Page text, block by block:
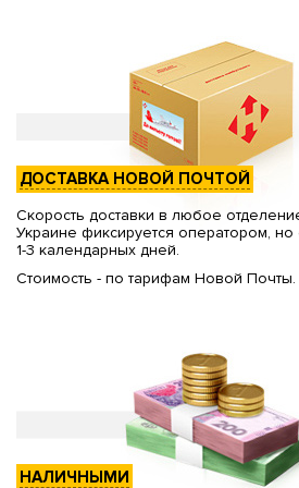
ДОСТАВКА НОВОЙ ПОЧТОЙ
Скорость доставки в любое
Украине фиксируется оператором,
1-3 календарных дней.
Стоимость - по тарифам Новой Почты.
НАЛИЧНЫМИ